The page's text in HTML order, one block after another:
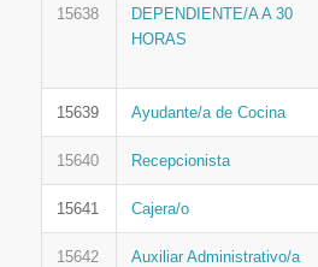
15638
DEPENDIENTE/A A 30
HORAS
15639 Ayudante/a de Cocina
15640 Recepcionista
15641 Cajera/o
15642 Auxiliar Administrativo/a